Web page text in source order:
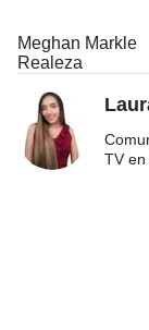
Meghan Markle
Realeza
TV en